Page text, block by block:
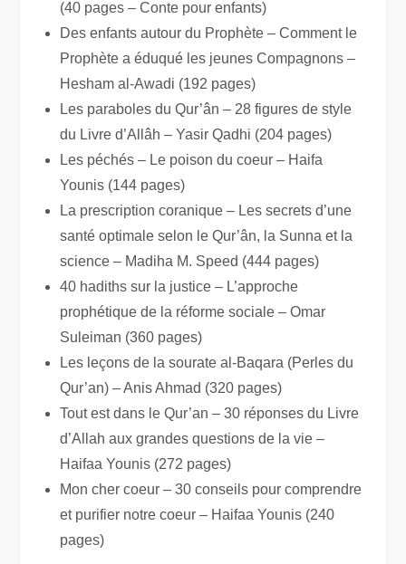
(40 pages – Conte pour enfants)
Des enfants autour du Prophète – Comment le
Prophète a éduqué les jeunes Compagnons –
Hesham al-Awadi (192 pages)
Les paraboles du Qur’ân – 28 figures de style
du Livre d’Allâh – Yasir Qadhi (204 pages)
Les péchés – Le poison du coeur – Haifa
Younis (144 pages)
La prescription coranique – Les secrets d’une
santé optimale selon le Qur’ân, la Sunna et la
science – Madiha M. Speed (444 pages)
40 hadiths sur la justice – L’approche
prophétique de la réforme sociale – Omar
Suleiman (360 pages)
Les leçons de la sourate al-Baqara (Perles du
Qur’an) – Anis Ahmad (320 pages)
Tout est dans le Qur’an – 30 réponses du Livre
d’Allah aux grandes questions de la vie –
Haifaa Younis (272 pages)
Mon cher coeur – 30 conseils pour comprendre
et purifier notre coeur – Haifaa Younis (240
pages)